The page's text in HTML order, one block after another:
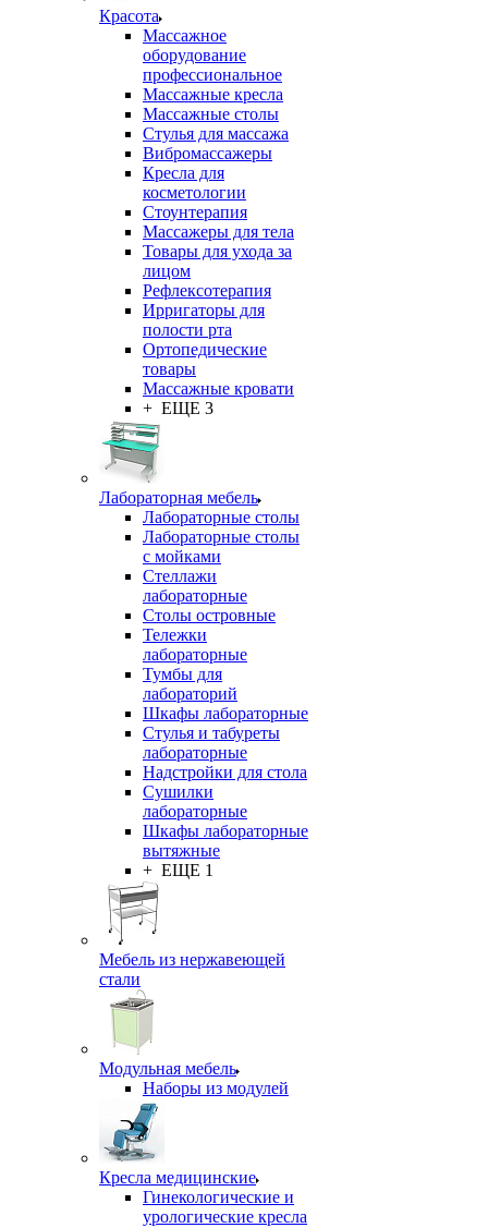
Красота
Массажное
оборудование
профессиональное
Массажные кресла
Массажные столы
Стулья для массажа
Вибромассажеры
Кресла для
косметологии
Стоунтерапия
Массажеры для тела
Товары для ухода за
лицом
Рефлексотерапия
Ирригаторы для
полости рта
Ортопедические
товары
Массажные кровати
+ ЕЩЕ 3
Лабораторная мебель
Лабораторные столы
Лабораторные столы
с мойками
Стеллажи
лабораторные
Столы островные
Тележки
лабораторные
Тумбы для
лабораторий
Шкафы лабораторные
Стулья и табуреты
лабораторные
Надстройки для стола
Сушилки
лабораторные
Шкафы лабораторные
вытяжные
+ ЕЩЕ 1
Мебель из нержавеющей
стали
Модульная мебель
Наборы из модулей
Кресла медицинские
Гинекологические и
урологические кресла